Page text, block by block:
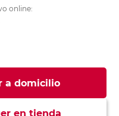
online:
a domicilio
en tienda